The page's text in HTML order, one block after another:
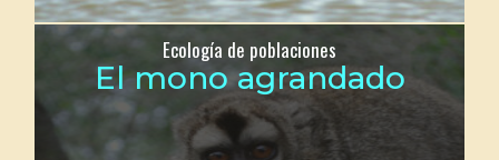
Ecología de poblaciones
El mono agrandado